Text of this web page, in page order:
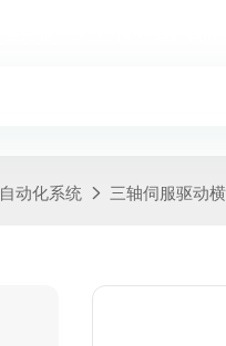
自动化系统 三轴伺服驱动